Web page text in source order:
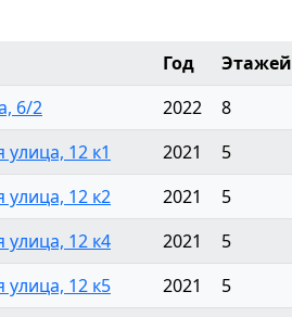
Год Этажей
6/2 2022 8
12 к1 2021 5
улица, 12 к2 2021 5
улица, 12 к4 2021 5
улица, 12 к5 2021 5